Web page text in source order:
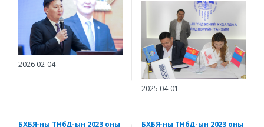
2026-02-04
2025-04-01
БХБЯ-ны ТНбД-ын 2023 оны
БХБЯ-ны ТНбД-ын 2023 оны